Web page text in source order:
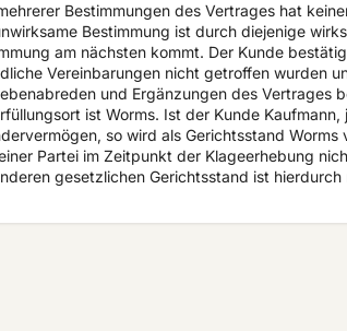
Bestimmungen des Vertrages hat
Bestimmung ist durch diejenige
am nächsten kommt. Der Kunde
Vereinbarungen nicht getroffen wurden
und Ergänzungen des Vertrages
ist Worms. Ist der Kunde
so wird als Gerichtsstand Worms
Partei im Zeitpunkt der Klageerhebung
gesetzlichen Gerichtsstand ist hierdurch